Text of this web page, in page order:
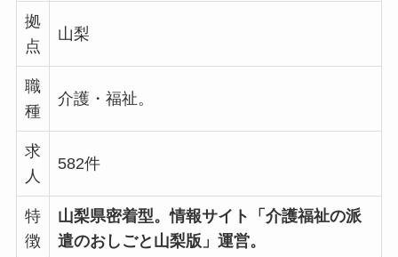
拠
点
山梨
職
種
介護・福祉。
求
人
582件
特
徴
山梨県密着型。情報サイト「介護福祉の派
遣のおしごと山梨版」運営。